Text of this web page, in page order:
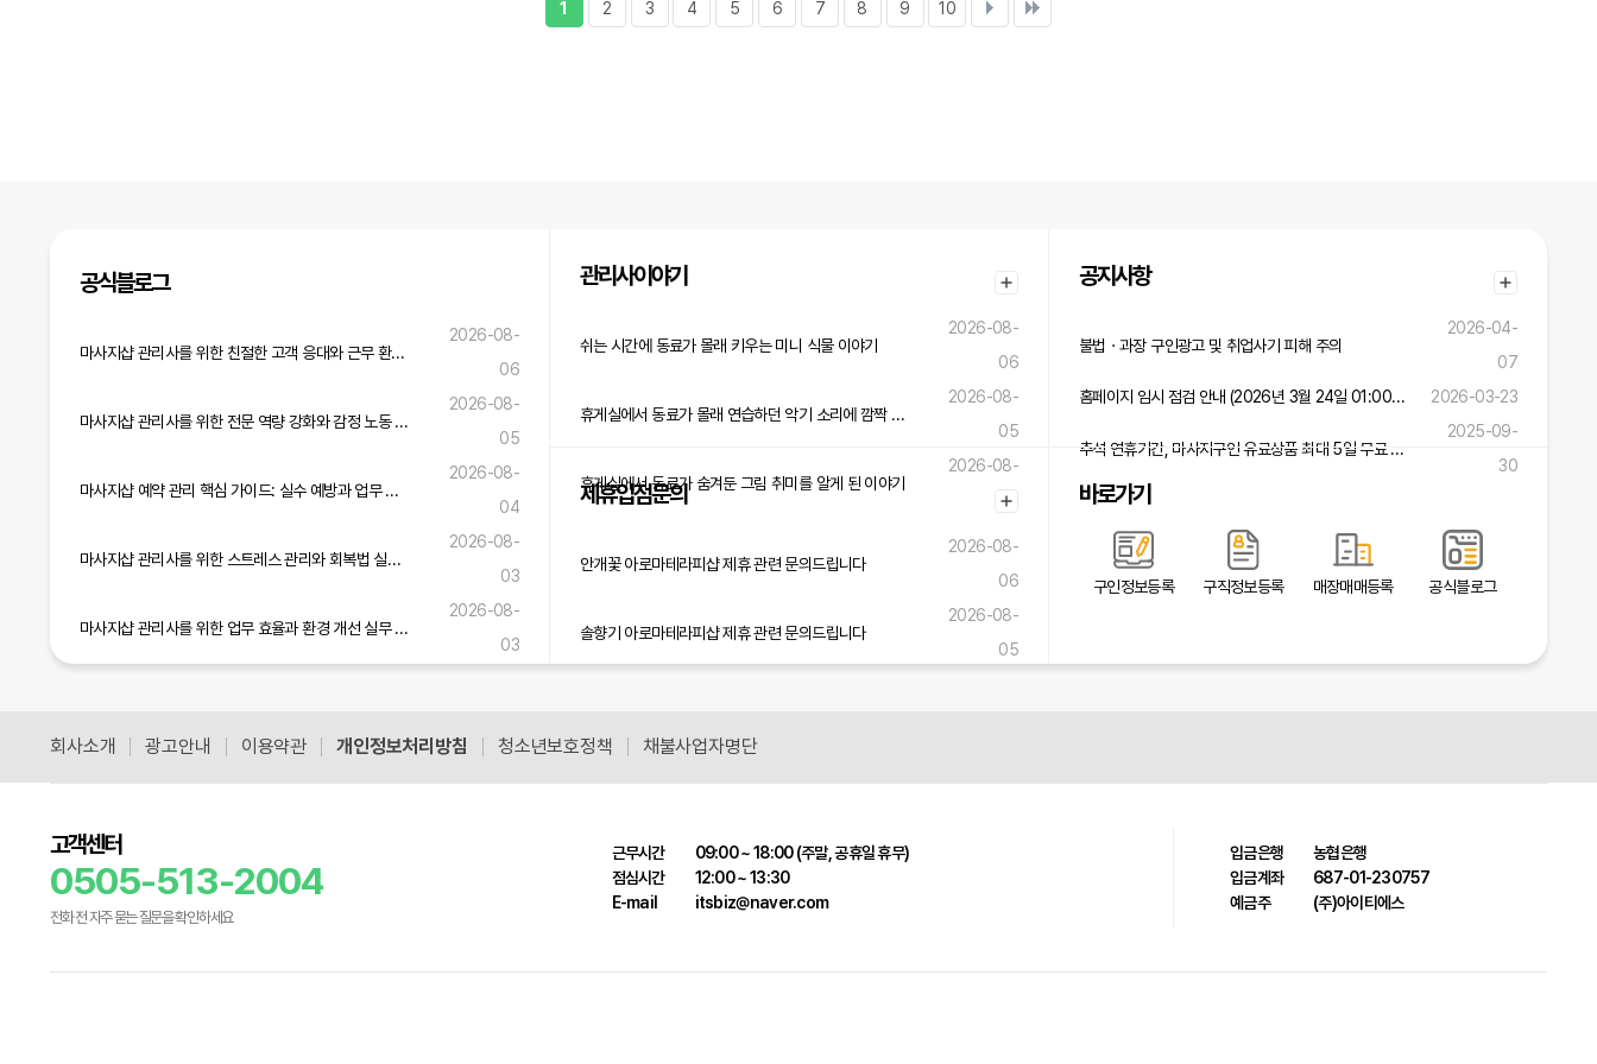
1 2 3 4 5 6 7 8 9 10
공식블로그
마사지샵 관리사를 위한 친절한 고객 응대와 근무 환경 개선 전략
2026-08-
06
마사지샵 관리사를 위한 전문 역량 강화와 감정 노동 관리 실무 가이드
2026-08-
05
마사지샵 예약 관리 핵심 가이드: 실수 예방과 업무 효율 증진 전략
2026-08-
04
마사지샵 관리사를 위한 스트레스 관리와 회복법 실무 가이드
2026-08-
03
마사지샵 관리사를 위한 업무 효율과 환경 개선 실무 전략
2026-08-
03
공식블로그 더보기
관리사이야기
쉬는 시간에 동료가 몰래 키우는 미니 식물 이야기
2026-08-
06
휴게실에서 동료가 몰래 연습하던 악기 소리에 깜짝 놀란 이야기
2026-08-
05
휴게실에서 동료가 숨겨둔 그림 취미를 알게 된 이야기
2026-08-
05
제휴입점문의
안개꽃 아로마테라피샵 제휴 관련 문의드립니다
2026-08-
06
솔향기 아로마테라피샵 제휴 관련 문의드립니다
2026-08-
05
공지사항
불법ㆍ과장 구인광고 및 취업사기 피해 주의
2026-04-
07
홈페이지 임시 점검 안내 (2026년 3월 24일 01:00 ~ 02:00)
2026-03-23
추석 연휴기간, 마사지구인 유료상품 최대 5일 무료 연장 혜택!
2025-09-
30
바로가기
구인정보등록 구직정보등록 매장매매등록 공식블로그
회사소개 광고안내 이용약관 개인정보처리방침 청소년보호정책 채불사업자명단
고객센터
0505-513-2004
전화 전 자주 묻는 질문을 확인하세요
근무시간
09:00 ~ 18:00 (주말, 공휴일 휴무)
점심시간
12:00 ~ 13:30
E-mail
itsbiz@naver.com
입금은행
농협은행
입금계좌
687-01-230757
예금주
(주)아이티에스